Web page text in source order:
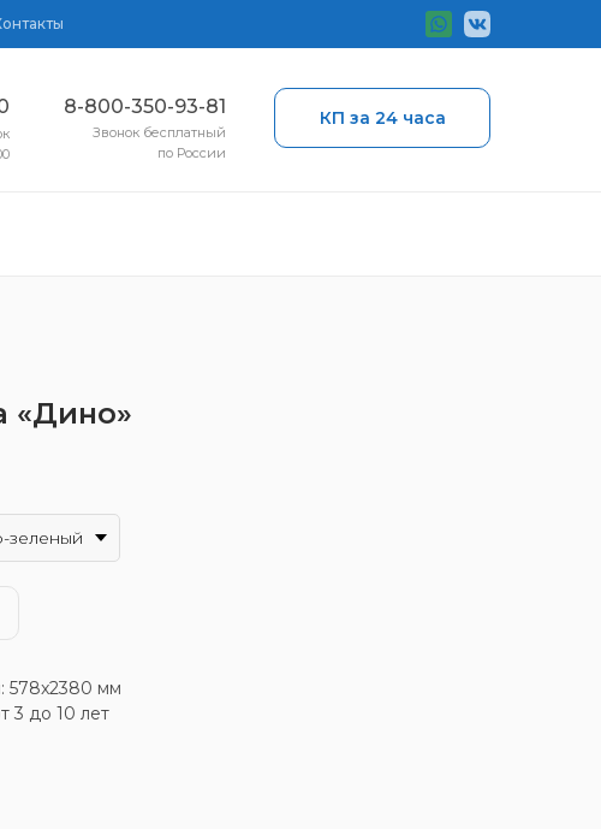
КП за 24 часа
8-800-350-93-81
Звонок бесплатный
по России
«Дино»
зеленый
578x2380 мм
3 до 10 лет